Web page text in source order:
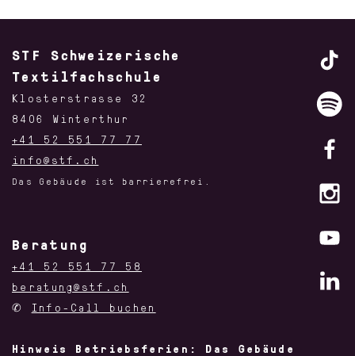
STF Schweizerische
Textilfachschule
Klosterstrasse 32
8406 Winterthur
+41 52 551 77 77
info@stf.ch
Das Gebäude ist barrierefrei.
Beratung
+41 52 551 77 58
beratung@stf.ch
✆ Info-Call buchen
Hinweis Betriebsferien: Das Gebäude